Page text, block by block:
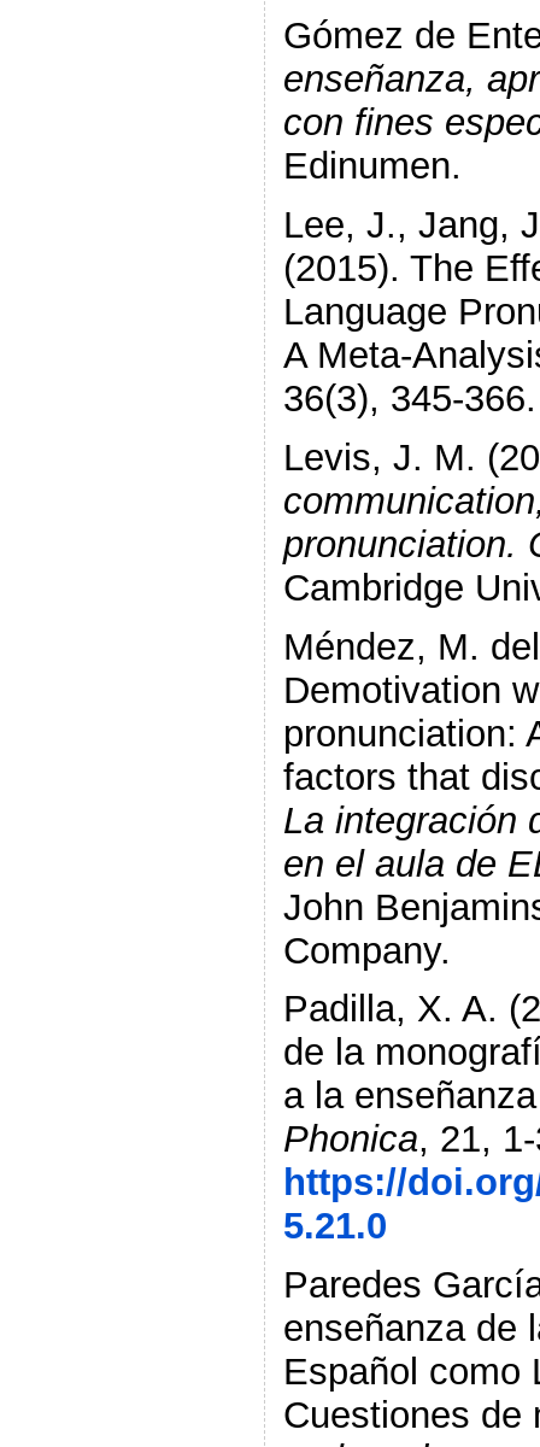
Gómez de
enseñanza,
con fines
Edinumen.
Lee, J., Jang,
(2015). The
Language
A Meta-
36(3), 345-366.
Levis, J. M.
pronunciation.
Cambridge
Méndez, M.
Demotivation
pronunciation:
factors that
La integración
en el aula de
John
Company.
Padilla, X. A.
de la
a la
Phonica, 21,
https://
5.21.0
Paredes
enseñanza de
Español como
Cuestiones